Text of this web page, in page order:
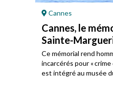
Cannes
Cannes, le
Sainte-
Ce mémorial rend
incarcérés pour «
est intégré au musée